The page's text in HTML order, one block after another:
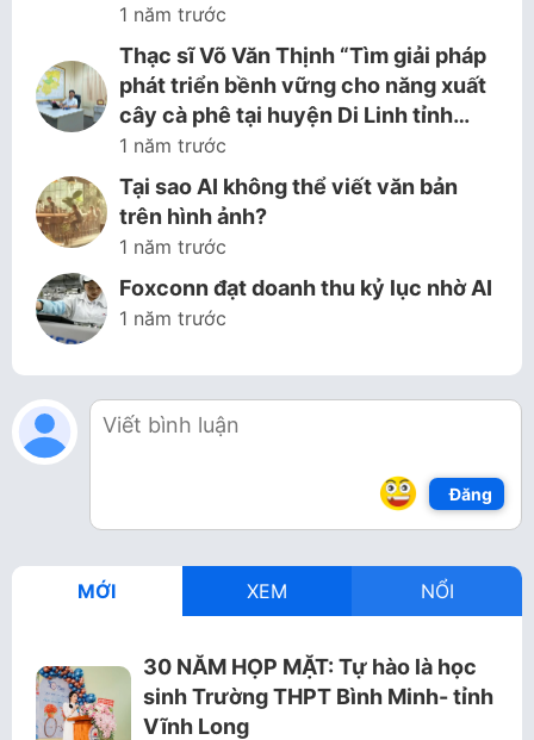
1 năm trước
Thạc sĩ Võ Văn Thịnh “Tìm giải pháp
phát triển bềnh vững cho năng xuất
cây cà phê tại huyện Di Linh tỉnh…
1 năm trước
Tại sao AI không thể viết văn bản
trên hình ảnh?
1 năm trước
Foxconn đạt doanh thu kỷ lục nhờ AI
1 năm trước
Đăng
MỚI XEM NỔI
30 NĂM HỌP MẶT: Tự hào là học
sinh Trường THPT Bình Minh- tỉnh
Vĩnh Long